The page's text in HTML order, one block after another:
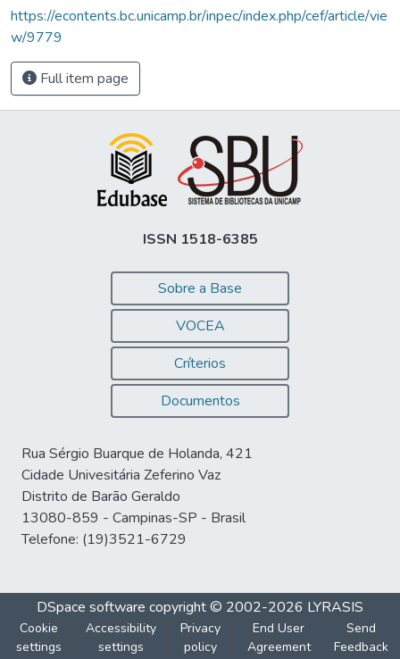
https://econtents.bc.unicamp.br/inpec/index.php/cef/article/vie
w/9779
Full item page
ISSN 1518-6385
Sobre a Base
VOCEA
Críterios
Documentos
Rua Sérgio Buarque de Holanda, 421
Cidade Univesitária Zeferino Vaz
Distrito de Barão Geraldo
13080-859 - Campinas-SP - Brasil
Telefone: (19)3521-6729
DSpace software copyright © 2002-2026 LYRASIS
Cookie
settings
Accessibility
settings
Privacy
policy
End User
Agreement
Send
Feedback